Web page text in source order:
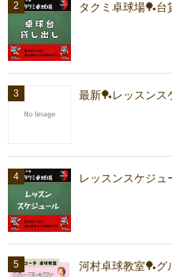
タクミ卓球場🏓台
最新🏓レッスンス
レッスンスケジュ
河村卓球教室🏓グ